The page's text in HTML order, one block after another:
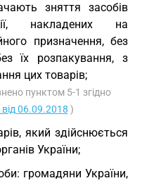
зняття засобів
накладених на
призначення, без
їх розпакування, з
цих товарів;
пунктом 5-1 згідно
06.09.2018 )
який здійснюється
України;
громадяни України,